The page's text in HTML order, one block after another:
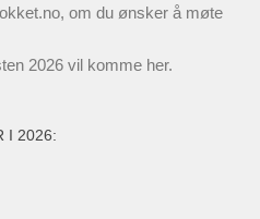
, om du ønsker å møte
2026 vil komme her.
I 2026: